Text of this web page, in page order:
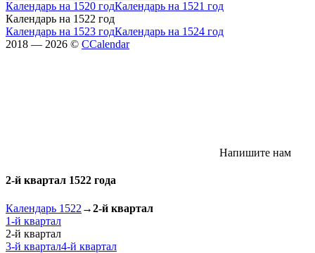
Календарь на 1520 годКалендарь на 1521 год
Календарь на 1522 год
Календарь на 1523 годКалендарь на 1524 год
2018 — 2026 © CCalendar
Напишите нам
2-й квартал 1522 года
Календарь 1522 →2-й квартал
1-й квартал
2-й квартал
3-й квартал4-й квартал